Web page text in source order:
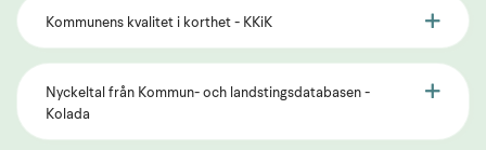
Kommunens kvalitet i korthet - KKiK
Nyckeltal från Kommun- och landstingsdatabasen -
Kolada